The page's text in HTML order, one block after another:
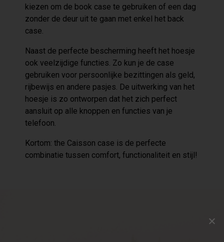
kiezen om de book case te gebruiken of een dag
zonder de deur uit te gaan met enkel het back
case.
Naast de perfecte bescherming heeft het hoesje
ook veelzijdige functies. Zo kun je de case
gebruiken voor persoonlijke bezittingen als geld,
rijbewijs en andere pasjes. De uitwerking van het
hoesje is zo ontworpen dat het zich perfect
aansluit op alle knoppen en functies van je
telefoon.
Kortom: the Caisson case is de perfecte
combinatie tussen comfort, functionaliteit en stijl!